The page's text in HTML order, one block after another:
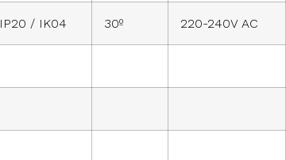
IP20 / IK04 30º 220-240V AC